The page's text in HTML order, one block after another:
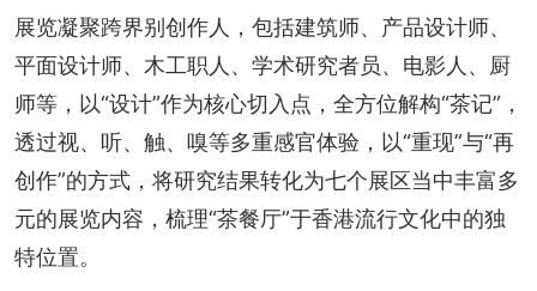
展览凝聚跨界别创作人，包括建筑师、产品设计师、
平面设计师、木工职人、学术研究者员、电影人、厨
师等，以“设计”作为核心切入点，全方位解构“茶记”，
透过视、听、触、嗅等多重感官体验，以“重现”与“再
创作”的方式，将研究结果转化为七个展区当中丰富多
元的展览内容，梳理“茶餐厅”于香港流行文化中的独
特位置。